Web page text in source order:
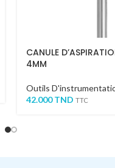
CANULE
4MM
Outils
42.000TND TTC